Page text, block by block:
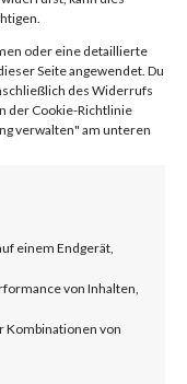
oder eine detaillierte
Seite angewendet. Du
des Widerrufs
der Cookie-Richtlinie
verwalten" am unteren
einem Endgerät,
von Inhalten,
Kombinationen von
Web
and
devices.